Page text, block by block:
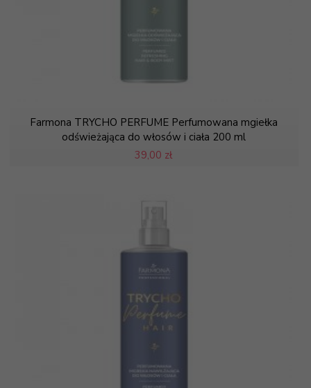
Farmona TRYCHO PERFUME Perfumowana mgiełka
odświeżająca do włosów i ciała 200 ml
39,00 zł